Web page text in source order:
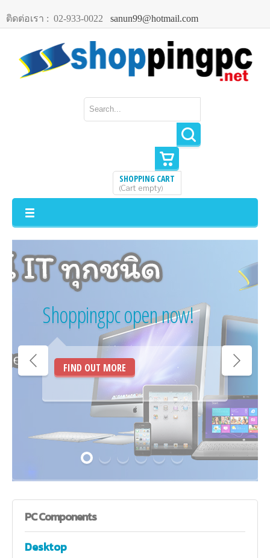
ติดต่อเรา : 02-933-0022 sanun99@hotmail.com
SHOPPING CART
(Cart empty)
Shoppingpc open now!
FIND OUT MORE
PCComponents
Desktop